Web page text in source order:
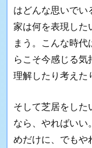
はどんな思いでい
家は何を表現した
まう。こんな時
らこそ今感じる気
理解したり考えた
そして芝居をした
なら、やればいい
めだけに、でもや